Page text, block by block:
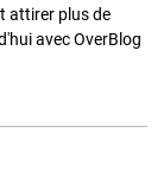
attirer plus de
avec OverBlog